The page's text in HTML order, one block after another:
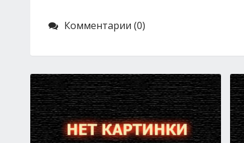
Комментарии (0)